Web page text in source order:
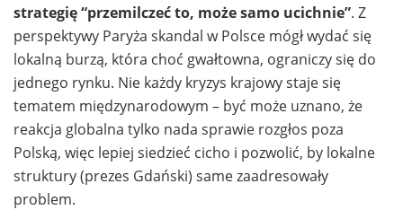
strategię “przemilczeć to, może samo ucichnie”. Z
perspektywy Paryża skandal w Polsce mógł wydać się
lokalną burzą, która choć gwałtowna, ograniczy się do
jednego rynku. Nie każdy kryzys krajowy staje się
tematem międzynarodowym – być może uznano, że
reakcja globalna tylko nada sprawie rozgłos poza
Polską, więc lepiej siedzieć cicho i pozwolić, by lokalne
struktury (prezes Gdański) same zaadresowały
problem.